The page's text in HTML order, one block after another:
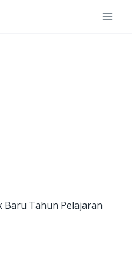
Baru Tahun Pelajaran